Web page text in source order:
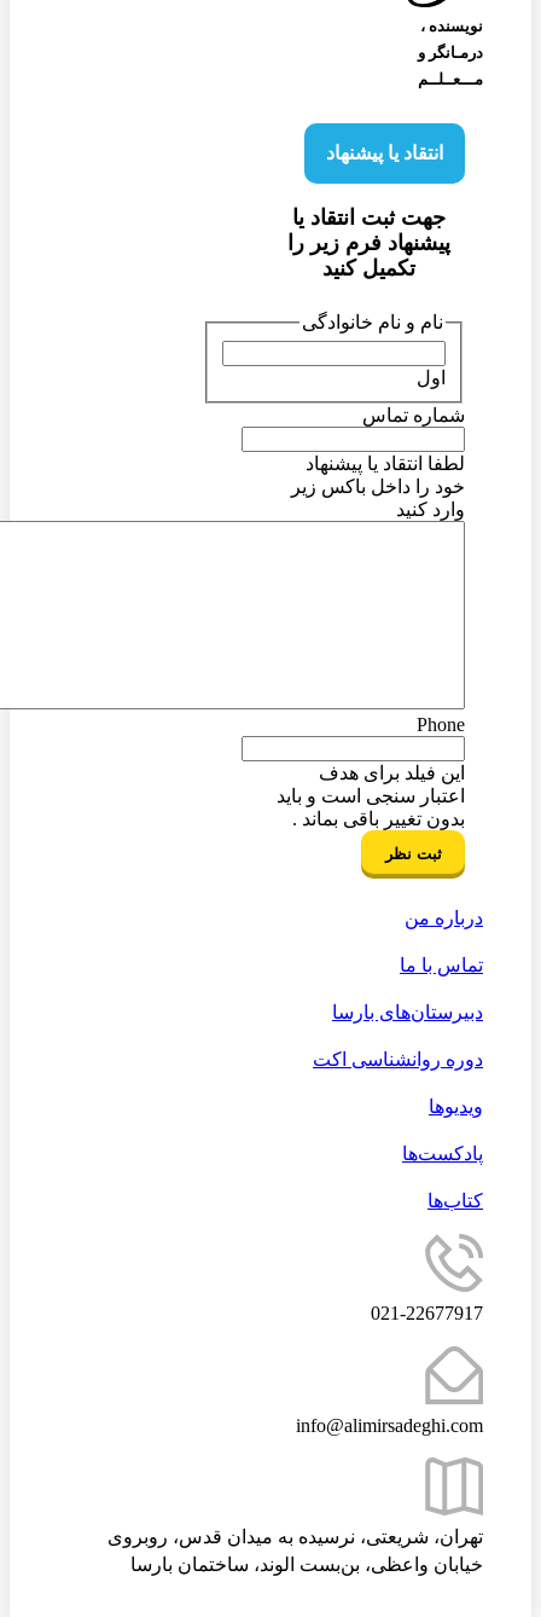
نویسنده‌ ،
درمـانگر و
مـــعــلــم
انتقاد یا پیشنهاد
جهت ثبت انتقاد یا
پیشنهاد فرم زیر را
تکمیل کنید
نام و نام خانوادگی
شماره تماس
لطفا انتقاد یا پیشنهاد
خود را داخل باکس زیر
وارد کنید
Phone
این فیلد برای هدف
اعتبار سنجی است و باید
بدون تغییر باقی بماند .
درباره من
تماس با ما
دبیرستان‌های بارسا
دوره روانشناسی اکت
ویدیوها
پادکست‌ها
کتاب‌ها
021-22677917
info@alimirsadeghi.com
تهران، شریعتی، نرسیده به میدان قدس، روبروی
خیابان واعظی، بن‌بست الوند، ساختمان بارسا